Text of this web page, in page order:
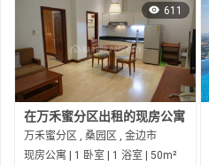
611
在万禾蜜分区出租的现房公寓
万禾蜜分区 , 桑园区 , 金边市
现房公寓 | 1 卧室 | 1 浴室 | 50m²